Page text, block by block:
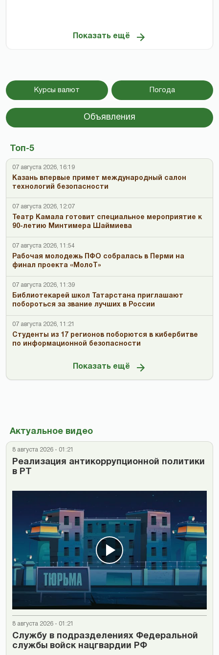
Показать ещё
Курсы валют Погода
Объявления
Топ-5
07 августа 2026, 16:19
Казань впервые примет международный салон
технологий безопасности
07 августа 2026, 12:07
Театр Камала готовит специальное мероприятие к
90-летию Минтимера Шаймиева
07 августа 2026, 11:54
Рабочая молодежь ПФО собралась в Перми на
финал проекта «МолоТ»
07 августа 2026, 11:39
Библиотекарей школ Татарстана приглашают
побороться за звание лучших в России
07 августа 2026, 11:21
Студенты из 17 регионов поборются в кибербитве
по информационной безопасности
Показать ещё
Актуальное видео
8 августа 2026 - 01:21
Реализация антикоррупционной политики
в РТ
8 августа 2026 - 01:21
Cлужбу в подразделениях Федеральной
службы войск нацгвардии РФ